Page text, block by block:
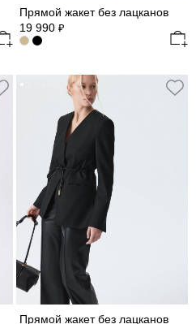
Прямой жакет без лацканов
19 990 ₽
Прямой жакет без лацканов